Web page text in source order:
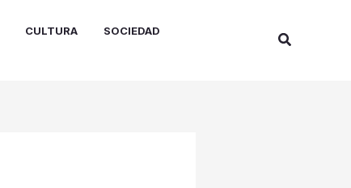
CULTURA
SOCIEDAD
Buscar